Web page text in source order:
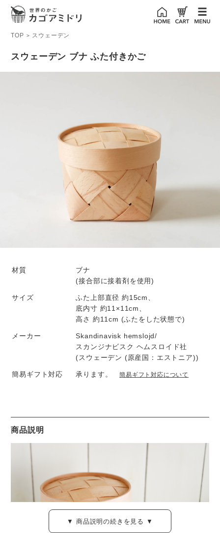
TOP > スウェーデン
スウェーデン ブナ ふた付きかご
材質
ブナ
(接合部に接着剤を使用)
サイズ
ふた上部直径 約15cm、
底内寸 約11×11cm、
高さ 約11cm (ふたをした状態で)
メーカー
Skandinavisk hemslojd/
スカンジナビスク ヘムスロイド社
(スウェーデン (原産国：エストニア))
簡易ギフト対応 承ります。簡易ギフト対応について
商品説明
▼ 商品説明の続きを見る ▼